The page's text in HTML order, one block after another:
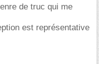
de truc qui me
est représentative